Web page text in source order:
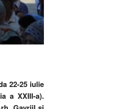
22-25 iulie
a XXIII-a).